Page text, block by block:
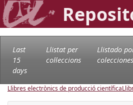
Last
15
days
Llistat per
col·leccions
Llistado
colecciones
Llibres electrònics de producció científica